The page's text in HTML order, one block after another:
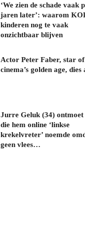
‘We zien de schade vaak
jaren later’: waarom
kinderen nog te vaak
onzichtbaar blijven
Actor Peter Faber, star
cinema’s golden age, dies
Jurre Geluk (34)
die hem online ‘linkse
krekelvreter’ noemde
geen vlees…